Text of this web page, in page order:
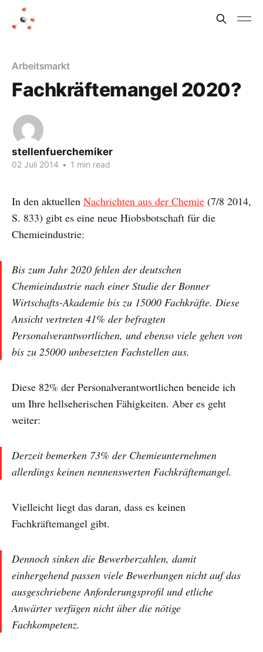
Arbeitsmarkt
Fachkräftemangel 2020?
stellenfuerchemiker
02 Juli 2014 • 1 min read
In den aktuellen Nachrichten aus der Chemie (7/8 2014,
S. 833) gibt es eine neue Hiobsbotschaft für die
Chemieindustrie:
Bis zum Jahr 2020 fehlen der deutschen
Chemieindustrie nach einer Studie der Bonner
Wirtschafts-Akademie bis zu 15000 Fachkräfte. Diese
Ansicht vertreten 41% der befragten
Personalverantwortlichen, und ebenso viele gehen von
bis zu 25000 unbesetzten Fachstellen aus.
Diese 82% der Personalverantwortlichen beneide ich
um Ihre hellseherischen Fähigkeiten. Aber es geht
weiter:
Derzeit bemerken 73% der Chemieunternehmen
allerdings keinen nennenswerten Fachkräftemangel.
Vielleicht liegt das daran, dass es keinen
Fachkräftemangel gibt.
Dennoch sinken die Bewerberzahlen, damit
einhergehend passen viele Bewerbungen nicht auf das
ausgeschriebene Anforderungsprofil und etliche
Anwärter verfügen nicht über die nötige
Fachkompetenz.